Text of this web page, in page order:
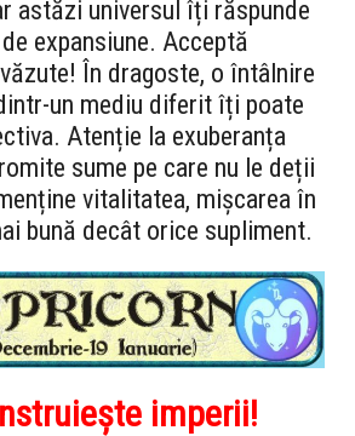
astăzi universul îți răspunde
expansiune. Acceptă
În dragoste, o întâlnire
un mediu diferit îți poate
Atenție la exuberanța
sume pe care nu le deții
vitalitatea, mișcarea în
bună decât orice supliment.
imperii!